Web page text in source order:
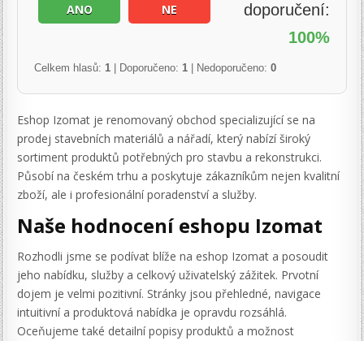
ANO NE
doporučení:
100%
Celkem hlasů:1 | Doporučeno:1 | Nedoporučeno:0
Eshop Izomat je renomovaný obchod specializující se na
prodej stavebních materiálů a nářadí, který nabízí široký
sortiment produktů potřebných pro stavbu a rekonstrukci.
Působí na českém trhu a poskytuje zákazníkům nejen kvalitní
zboží, ale i profesionální poradenství a služby.
Naše hodnocení eshopu Izomat
Rozhodli jsme se podívat blíže na eshop Izomat a posoudit
jeho nabídku, služby a celkový uživatelský zážitek. Prvotní
dojem je velmi pozitivní. Stránky jsou přehledné, navigace
intuitivní a produktová nabídka je opravdu rozsáhlá.
Oceňujeme také detailní popisy produktů a možnost